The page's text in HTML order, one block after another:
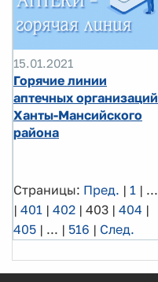
15.01.2021
Горячие линии
аптечных организаций
Ханты-Мансийского
района
Страницы: Пред. | 1 | ...
| 401 | 402 | 403 | 404 |
405 | ... | 516 | След.